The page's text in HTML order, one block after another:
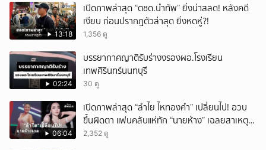
13:18
เปิดภาพล่าสุด “ตชด.นำทัพ” ยิ่งน่าสลด! หลังคดี
เงียบ ก่อนปรากฎตัวล่าสุด ยิ่งหดหู่?!
1,356 ดู
02:24
บรรยากาศญาติรับร่างงรองผอ.โรงเรียน
เทพศิรินทร์นนทบุรี
30 ดู
06:04
เปิดภาพล่าสุด “ลำไย ไหทองคำ” เปลี่ยนไป! อวบ
ขึ้นผิดตา แฟนคลับแห่ทัก “นายห้าง” เฉลยสาเหตุ
ชัด!
2,352 ดู